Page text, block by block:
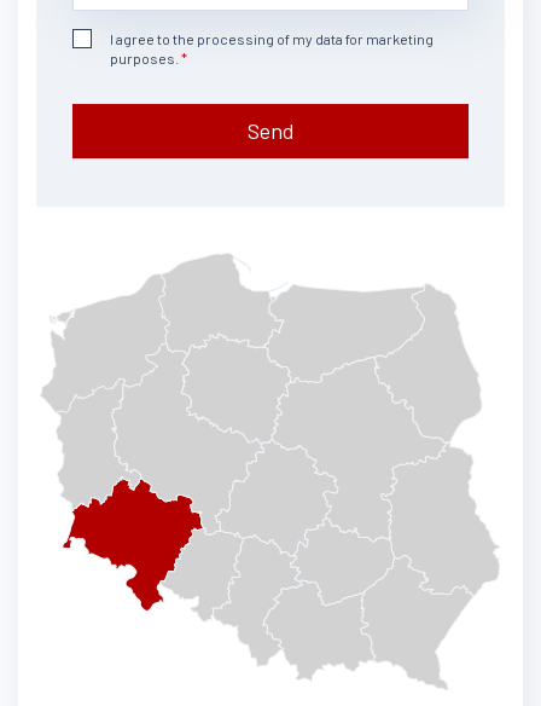
I agree to the processing of my data for marketing
purposes.
Send